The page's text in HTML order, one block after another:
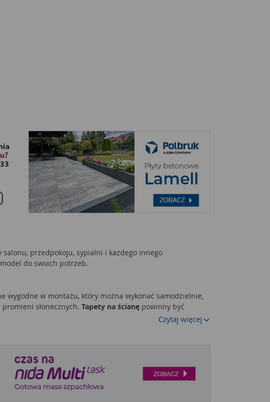
przedpokoju, sypialni i każdego innego
do swoich potrzeb.
wygodne w montażu, który można wykonać samodzielnie,
słonecznych. Tapety na ścianę powinny być
wykluczają niektóre modele
Czytaj więcej